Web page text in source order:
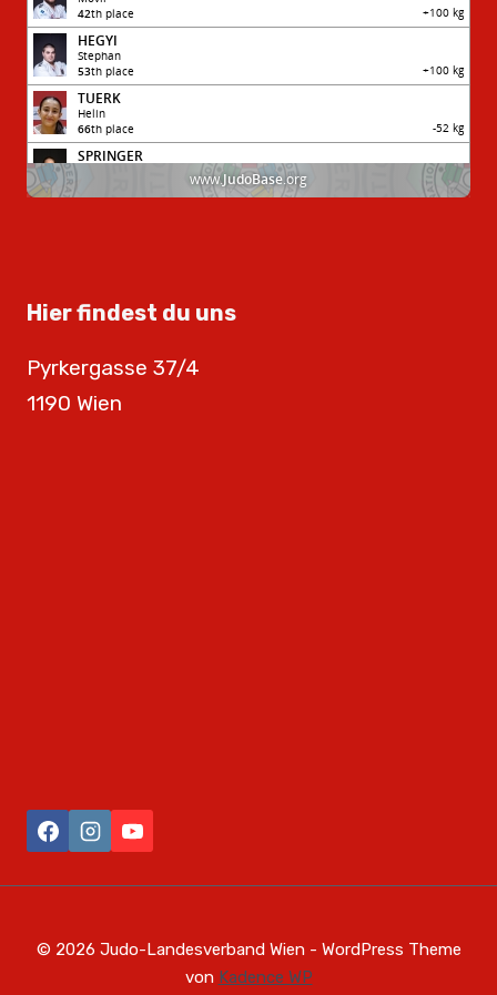
Hier findest du uns
Pyrkergasse 37/4
1190 Wien
© 2026 Judo-Landesverband Wien - WordPress Theme
von Kadence WP